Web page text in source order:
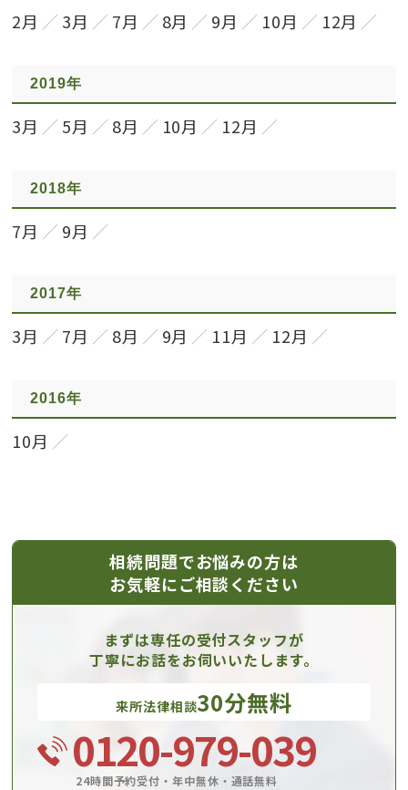
2月 3月 7月 8月 9月 10月 12月
2019年
3月 5月 8月 10月 12月
2018年
7月 9月
2017年
3月 7月 8月 9月 11月 12月
2016年
10月
相続問題でお悩みの方は
お気軽にご相談ください
まずは専任の受付スタッフが
丁寧にお話をお伺いいたします。
来所法律相談30分無料
0120-979-039
24時間予約受付・年中無休・通話無料